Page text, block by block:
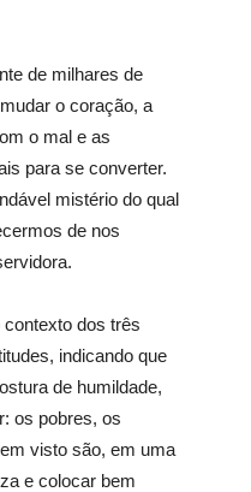
de milhares de
o coração, a
o mal e as
para se converter.
mistério do qual
de nos
dos três
indicando que
de humildade,
os pobres, os
visto são, em uma
e colocar bem